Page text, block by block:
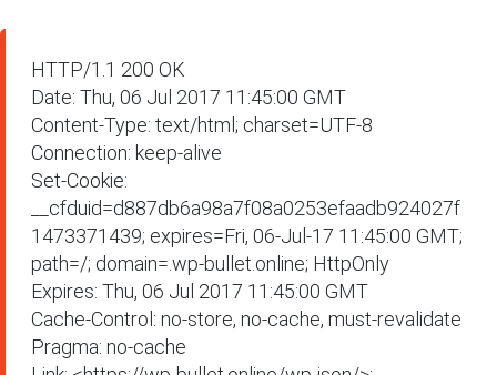
HTTP/1.1 200 OK
Date: Thu, 06 Jul 2017 11:45:00 GMT
Content-Type: text/html; charset=UTF-8
Connection: keep-alive
Set-Cookie:
__cfduid=d887db6a98a7f08a0253efaadb924027f
1473371439; expires=Fri, 06-Jul-17 11:45:00 GMT;
path=/; domain=.wp-bullet.online; HttpOnly
Expires: Thu, 06 Jul 2017 11:45:00 GMT
Cache-Control: no-store, no-cache, must-revalidate
Pragma: no-cache